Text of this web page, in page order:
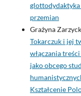
przemian
Grażyna
Tokarczuk i jej
włączania
jako obcego
Kształcenie